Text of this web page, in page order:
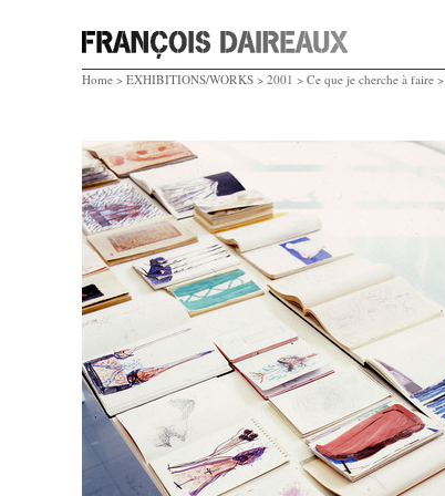
Home> EXHIBITIONS/WORKS> 2001 > Ce que je cherche à faire>